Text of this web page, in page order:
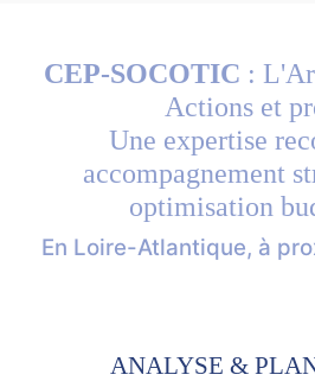
CEP-SOCOTIC :
Actions et
Une expertise
accompagnement
optimisation
En Loire-Atlantique, à
ANALYSE &